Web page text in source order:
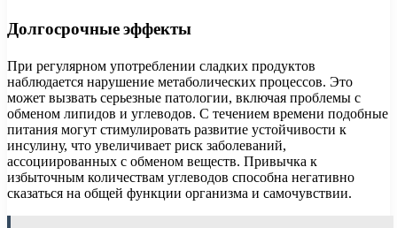
Долгосрочные эффекты
При регулярном употреблении сладких продуктов
наблюдается нарушение метаболических процессов. Это
может вызвать серьезные патологии, включая проблемы с
обменом липидов и углеводов. С течением времени подобные
питания могут стимулировать развитие устойчивости к
инсулину, что увеличивает риск заболеваний,
ассоциированных с обменом веществ. Привычка к
избыточным количествам углеводов способна негативно
сказаться на общей функции организма и самочувствии.